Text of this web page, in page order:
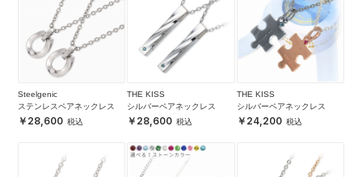
Steelgenic
ステンレスペアネックレス
28,600
THE KISS
シルバーペアネックレス
28,600
THE KISS
シルバーペアネックレス
24,200